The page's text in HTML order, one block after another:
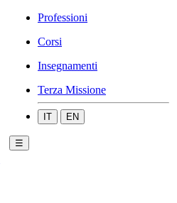
Professioni
Corsi
Insegnamenti
Terza Missione
IT EN
☰